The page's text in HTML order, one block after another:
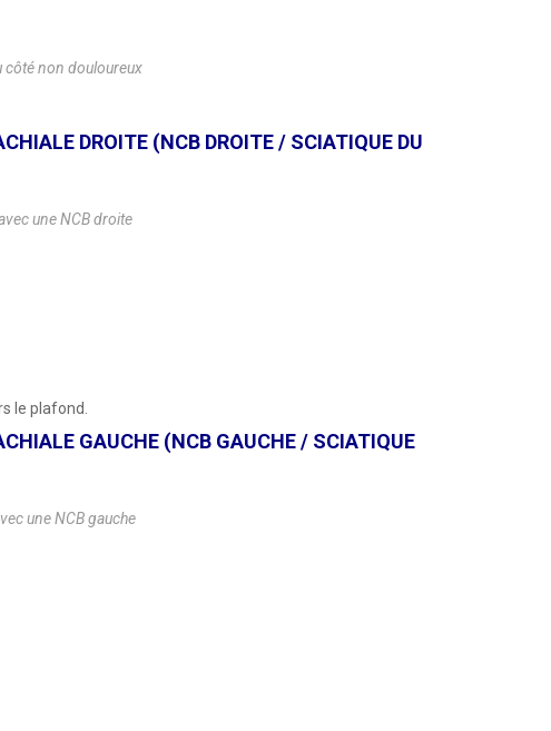
côté non douloureux
DROITE (NCB DROITE / SCIATIQUE DU
une NCB droite
le plafond.
GAUCHE (NCB GAUCHE / SCIATIQUE
une NCB gauche